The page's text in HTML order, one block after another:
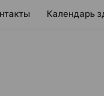
Календарь